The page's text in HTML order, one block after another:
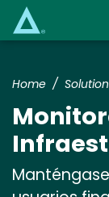
Home